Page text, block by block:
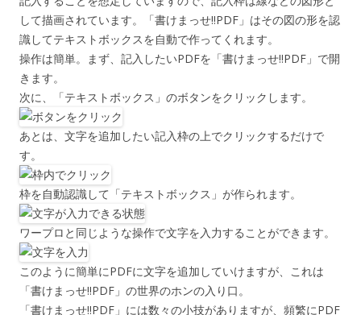
して描画されています。「書けまっせ!!PDF」はその図の形を認
識してテキストボックスを自動で作ってくれます。
操作は簡単。まず、記入したいPDFを「書けまっせ!!PDF」で開
きます。
次に、「テキストボックス」のボタンをクリックします。
あとは、文字を追加したい記入枠の上でクリックするだけで
す。
枠を自動認識して「テキストボックス」が作られます。
ワープロと同じような操作で文字を入力することができます。
このように簡単にPDFに文字を追加していけますが、これは
「書けまっせ!!PDF」の世界のホンの入り口。
「書けまっせ!!PDF」には数々の小技がありますが、頻繁にPDF